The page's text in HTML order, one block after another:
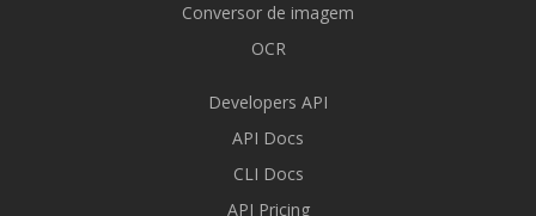
Conversor de imagem
OCR
Developers API
API Docs
CLI Docs
API Pricing